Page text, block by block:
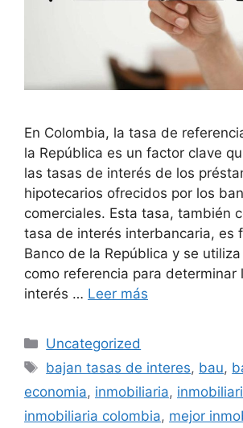
En Colombia, la tasa de
la República es un factor clave
las tasas de interés de los
hipotecarios ofrecidos por los
comerciales. Esta tasa, también
tasa de interés interbancaria, es
Banco de la República y se utiliza
como referencia para determinar
interés … Leer más
Categorías
Uncategorized
Etiquetas
bajan tasas de interes, bau,
economia, inmobiliaria,
inmobiliaria colombia, mejor